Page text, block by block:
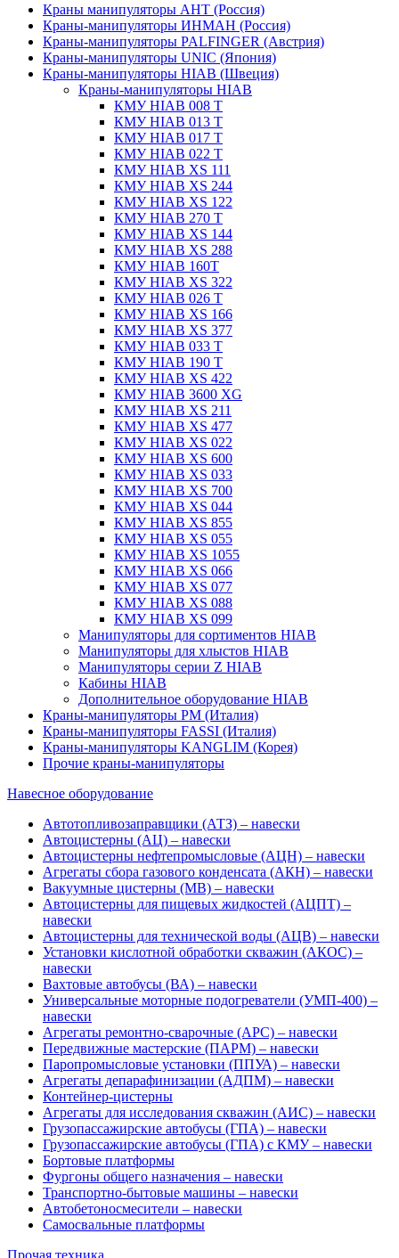
Краны манипуляторы АНТ (Россия)
Краны-манипуляторы ИНМАН (Россия)
Краны-манипуляторы PALFINGER (Австрия)
Краны-манипуляторы UNIC (Япония)
Краны-манипуляторы HIAB (Швеция)
Краны-манипуляторы HIAB
КМУ HIAB 008 T
КМУ HIAB 013 T
КМУ HIAB 017 T
КМУ HIAB 022 T
КМУ HIAB XS 111
КМУ HIAB XS 244
КМУ HIAB XS 122
КМУ HIAB 270 T
КМУ HIAB XS 144
КМУ HIAB XS 288
КМУ HIAB 160T
КМУ HIAB XS 322
КМУ HIAB 026 T
КМУ HIAB XS 166
КМУ HIAB XS 377
КМУ HIAB 033 T
КМУ HIAB 190 T
КМУ HIAB XS 422
КМУ HIAB 3600 XG
КМУ HIAB XS 211
КМУ HIAB XS 477
КМУ HIAB XS 022
КМУ HIAB XS 600
КМУ HIAB XS 033
КМУ HIAB XS 700
КМУ HIAB XS 044
КМУ HIAB XS 855
КМУ HIAB XS 055
КМУ HIAB XS 1055
КМУ HIAB XS 066
КМУ HIAB XS 077
КМУ HIAB XS 088
КМУ HIAB XS 099
Манипуляторы для сортиментов HIAB
Манипуляторы для хлыстов HIAB
Манипуляторы серии Z HIAB
Кабины HIAB
Дополнительное оборудование HIAB
Краны-манипуляторы PM (Италия)
Краны-манипуляторы FASSI (Италия)
Краны-манипуляторы KANGLIM (Корея)
Прочие краны-манипуляторы
Навесное оборудование
Автотопливозаправщики (АТЗ) – навески
Автоцистерны (АЦ) – навески
Автоцистерны нефтепромысловые (АЦН) – навески
Агрегаты сбора газового конденсата (АКН) – навески
Вакуумные цистерны (МВ) – навески
Автоцистерны для пищевых жидкостей (АЦПТ) –
навески
Автоцистерны для технической воды (АЦВ) – навески
Установки кислотной обработки скважин (АКОС) –
навески
Вахтовые автобусы (ВА) – навески
Универсальные моторные подогреватели (УМП-400) –
навески
Агрегаты ремонтно-сварочные (АРС) – навески
Передвижные мастерские (ПАРМ) – навески
Паропромысловые установки (ППУА) – навески
Агрегаты депарафинизации (АДПМ) – навески
Контейнер-цистерны
Агрегаты для исследования скважин (АИС) – навески
Грузопассажирские автобусы (ГПА) – навески
Грузопассажирские автобусы (ГПА) с КМУ – навески
Бортовые платформы
Фургоны общего назначения – навески
Транспортно-бытовые машины – навески
Автобетоносмесители – навески
Самосвальные платформы
Прочая техника